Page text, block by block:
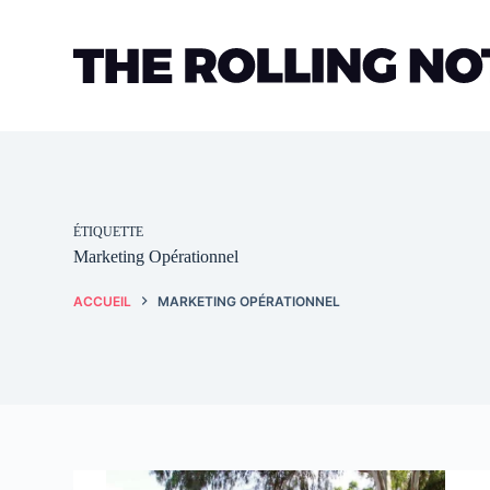
ÉTIQUETTE
Marketing Opérationnel
ACCUEIL MARKETING OPÉRATIONNEL